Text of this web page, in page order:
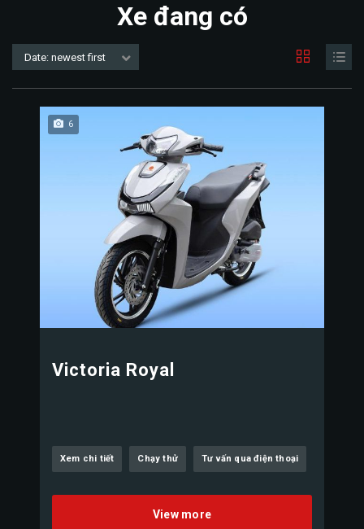
Xe đang có
Date: newest first
6
Victoria Royal
Xem chi tiết Chạy thử Tư vấn qua điện thoại
View more